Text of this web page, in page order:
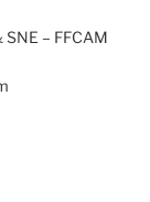
– FFCAM